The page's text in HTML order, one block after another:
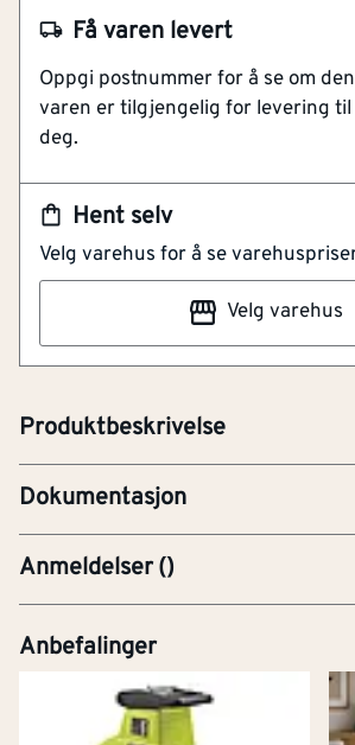
Hent selv
Velg varehus for å se
Velg varehus
Få varen levert
Oppgi postnummer for å se om
varen er tilgjengelig for levering til
deg.
Produktbeskrivelse
NOBB
60001312
Artikkelnummer 101439133
Skjærebeskyttelse nivå E
Geitenarv og spandex materiale
TEGERA 7799 Dynamic Strength,
Skjærebeskyttelseshanske,
geitenarv av høyeste kvalitet,
nivå E, HPPE, polyester, stålfibertråd,
forsterkede fingrer og tommel,
Dokumentasjon
uis_7799_a4.pdf
Anmeldelser()
Anbefalinger